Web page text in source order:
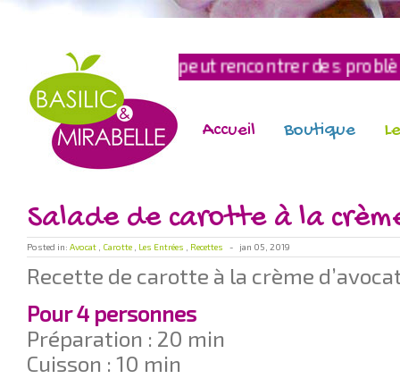
Accueil Boutique
peut rencontrer des problèmes
Salade de carotte à la
Posted in: Avocat Carotte Les Entrées Recettes - jan 05, 2019
Recette de carotte à la crème
Pour 4 personnes
Préparation : 20 min
Cuisson : 10 min